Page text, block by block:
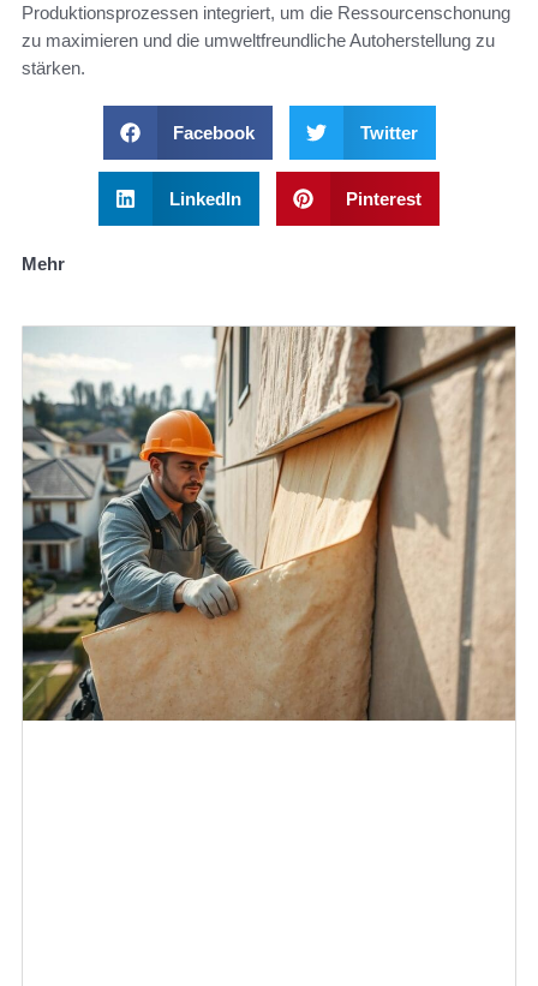
Produktionsprozessen integriert, um die Ressourcenschonung
zu maximieren und die umweltfreundliche Autoherstellung zu
stärken.
Facebook Twitter
LinkedIn Pinterest
Mehr